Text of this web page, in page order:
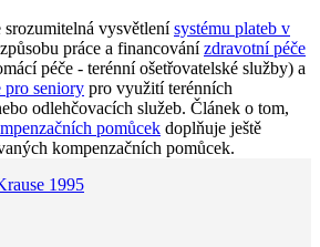
srozumitelná vysvětlenísystému plateb v
způsobu práce a financovánízdravotní péče
péče - terénní ošetřovatelské služby) a
pro seniory pro využití terénních
odlehčovacích služeb. Článek o tom,
pomůcek doplňuje ještě
kompenzačních pomůcek.